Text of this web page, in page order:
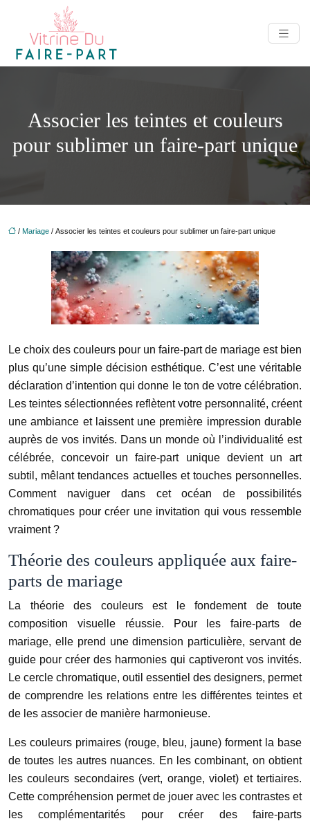
Associer les teintes et couleurs
pour sublimer un faire-part unique
/ Mariage / Associer les teintes et couleurs pour sublimer un faire-part unique
Le choix des couleurs pour un faire-part de mariage est bien
plus qu’une simple décision esthétique. C’est une véritable
déclaration d’intention qui donne le ton de votre célébration.
Les teintes sélectionnées reflètent votre personnalité, créent
une ambiance et laissent une première impression durable
auprès de vos invités. Dans un monde où l’individualité est
célébrée, concevoir un faire-part unique devient un art
subtil, mêlant tendances actuelles et touches personnelles.
Comment naviguer dans cet océan de possibilités
chromatiques pour créer une invitation qui vous ressemble
vraiment ?
Théorie des couleurs appliquée aux faire-
parts de mariage
La théorie des couleurs est le fondement de toute
composition visuelle réussie. Pour les faire-parts de
mariage, elle prend une dimension particulière, servant de
guide pour créer des harmonies qui captiveront vos invités.
Le cercle chromatique, outil essentiel des designers, permet
de comprendre les relations entre les différentes teintes et
de les associer de manière harmonieuse.
Les couleurs primaires (rouge, bleu, jaune) forment la base
de toutes les autres nuances. En les combinant, on obtient
les couleurs secondaires (vert, orange, violet) et tertiaires.
Cette compréhension permet de jouer avec les contrastes et
les complémentarités pour créer des faire-parts